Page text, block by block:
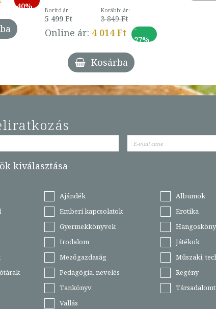
40%
Borító ár:
5 499 Ft
Korábbi ár:
3 849 Ft
Online ár: 4 014 Ft
-
27%
Kosárba
kiválasztása
Ajándék Albumok
Emberi kapcsolatok Erotika
Gyermekkönyvek
Irodalom Játékok
Mezőgazdaság Műszaki,
Pedagógia, nevelés Regény
Tankönyv
Vallás